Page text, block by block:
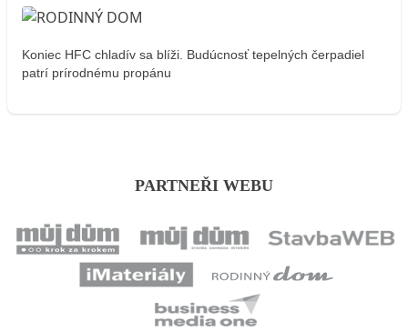
Koniec HFC chladív sa blíži. Budúcnosť tepelných čerpadiel
patrí prírodnému propánu
PARTNEŘI WEBU